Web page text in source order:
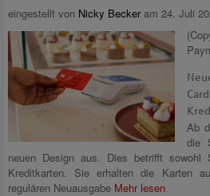
eingestellt von Nicky Becker am 24. Juli
Ab
die
neuen Design aus. Dies betrifft sowohl
Kreditkarten. Sie erhalten die Karten
regulären Neuausgabe Mehr lesen